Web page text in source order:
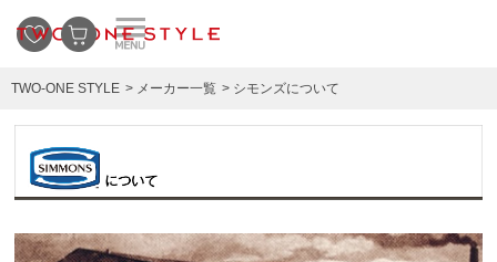
TWO-ONE STYLE メーカー一覧 シモンズについて